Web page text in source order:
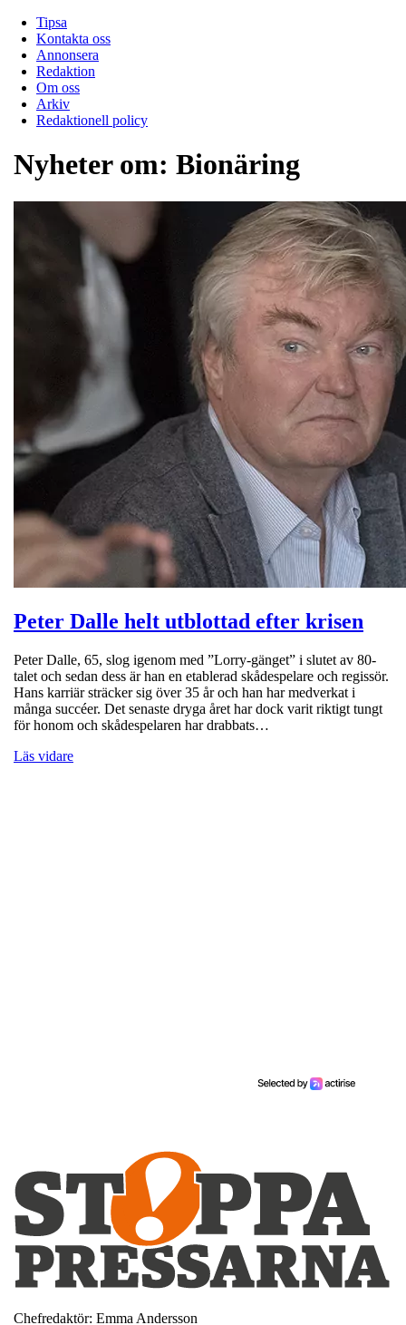
Tipsa
Kontakta oss
Annonsera
Redaktion
Om oss
Arkiv
Redaktionell policy
Nyheter om: Bionäring
Peter Dalle helt utblottad efter krisen
Peter Dalle, 65, slog igenom med ”Lorry-gänget” i slutet av 80-
talet och sedan dess är han en etablerad skådespelare och regissör.
Hans karriär sträcker sig över 35 år och han har medverkat i
många succéer. Det senaste dryga året har dock varit riktigt tungt
för honom och skådespelaren har drabbats…
Läs vidare
Chefredaktör: Emma Andersson